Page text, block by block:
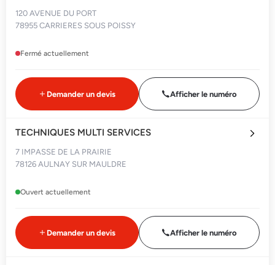
120 AVENUE DU PORT
78955 CARRIERES SOUS POISSY
Fermé actuellement
Demander un devis Afficher le numéro
TECHNIQUES MULTI SERVICES
7 IMPASSE DE LA PRAIRIE
78126 AULNAY SUR MAULDRE
Ouvert actuellement
Demander un devis Afficher le numéro